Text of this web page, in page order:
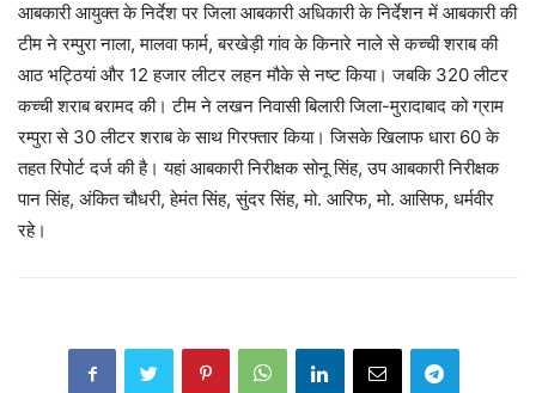
आबकारी आयुक्त के निर्देश पर जिला आबकारी अधिकारी के निर्देशन में आबकारी की
टीम ने रम्पुरा नाला, मालवा फार्म, बरखेड़ी गांव के किनारे नाले से कच्ची शराब की
आठ भट्ठियां और 12 हजार लीटर लहन मौके से नष्ट किया। जबकि 320 लीटर
कच्ची शराब बरामद की। टीम ने लखन निवासी बिलारी जिला-मुरादाबाद को ग्राम
रम्पुरा से 30 लीटर शराब के साथ गिरफ्तार किया। जिसके खिलाफ धारा 60 के
तहत रिपोर्ट दर्ज की है। यहां आबकारी निरीक्षक सोनू सिंह, उप आबकारी निरीक्षक
पान सिंह, अंकित चौधरी, हेमंत सिंह, सुंदर सिंह, मो. आरिफ, मो. आसिफ, धर्मवीर
रहे।